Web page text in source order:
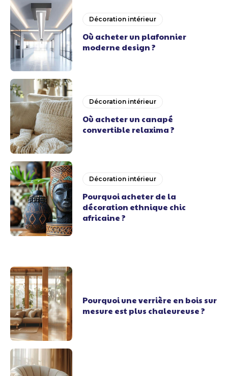
Décoration intérieur
Où acheter un plafonnier
moderne design ?
Décoration intérieur
Où acheter un canapé
convertible relaxima ?
Décoration intérieur
Pourquoi acheter de la
décoration ethnique chic
africaine ?
Pourquoi une verrière en bois sur
mesure est plus chaleureuse ?